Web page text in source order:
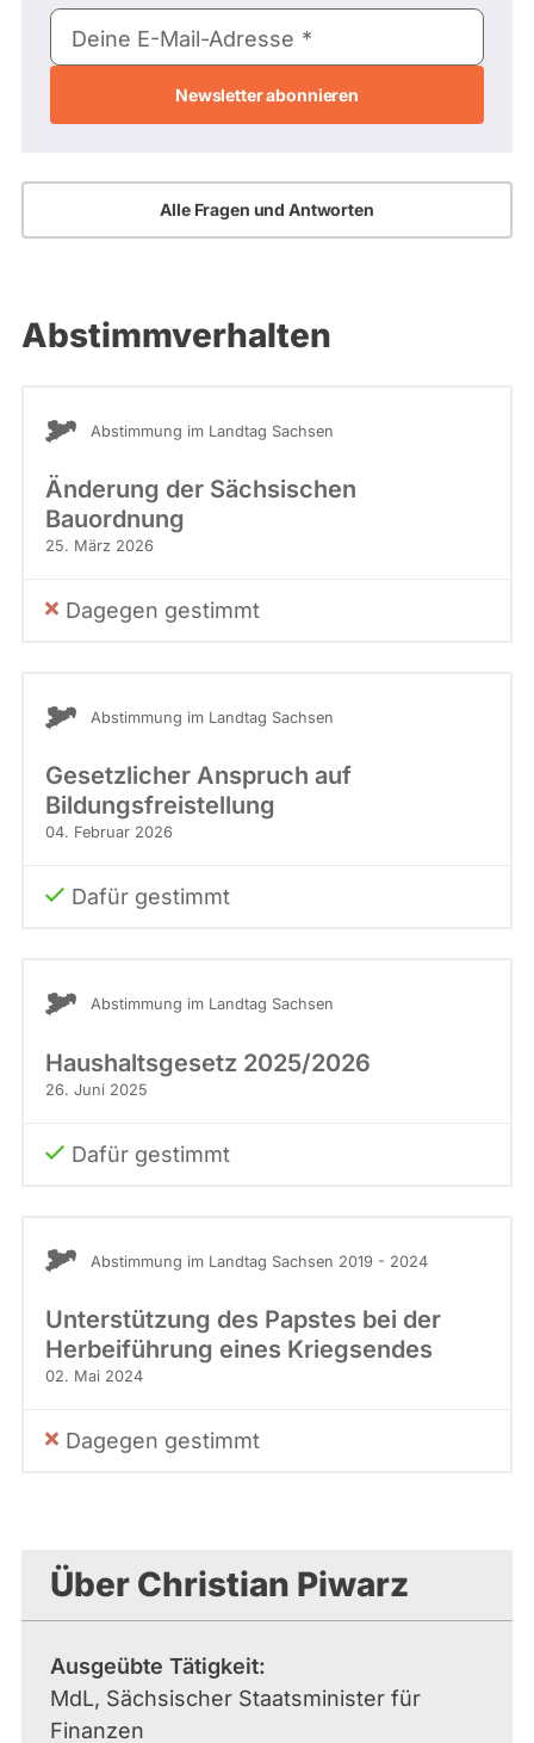
E-
Mail-
Deine E-Mail-Adresse
Alle Fragen und Antworten
Abstimmverhalten
Abstimmung im Landtag Sachsen
Änderung der Sächsischen
Bauordnung
25. März 2026
Dagegen gestimmt
Abstimmung im Landtag Sachsen
Gesetzlicher Anspruch auf
Bildungsfreistellung
04. Februar 2026
Dafür gestimmt
Abstimmung im Landtag Sachsen
Haushaltsgesetz 2025/2026
26. Juni 2025
Dafür gestimmt
Abstimmung im Landtag Sachsen 2019 - 2024
Unterstützung des Papstes bei der
Herbeiführung eines Kriegsendes
02. Mai 2024
Dagegen gestimmt
Über Christian Piwarz
Ausgeübte Tätigkeit
MdL, Sächsischer Staatsminister für
Finanzen